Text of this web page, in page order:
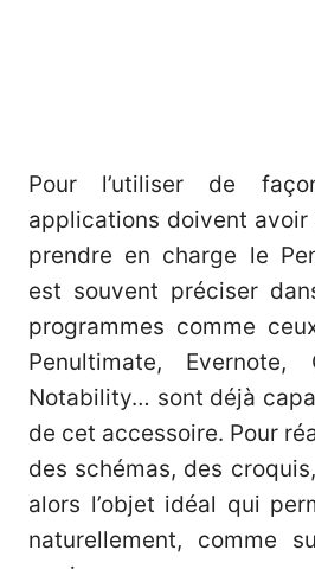
Pour l’utiliser de
applications doivent
prendre en charge le
est souvent préciser
programmes comme
Penultimate, Evernote,
Notability… sont déjà
de cet accessoire. Pour
des schémas, des
alors l’objet idéal qui
naturellement, comme